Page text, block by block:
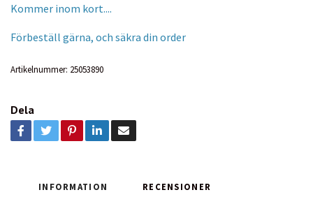
Kommer inom kort....
Förbeställ gärna, och säkra din order
Artikelnummer: 25053890
Dela
INFORMATION RECENSIONER